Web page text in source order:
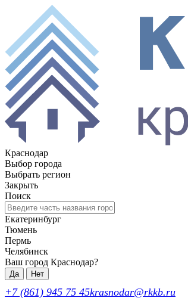
Краснодар
Выбор города
Выбрать регион
Закрыть
Поиск
Екатеринбург
Тюмень
Пермь
Челябинск
Ваш город Краснодар?
Да Нет
+7 (861) 945 75 45krasnodar@rkkb.ru